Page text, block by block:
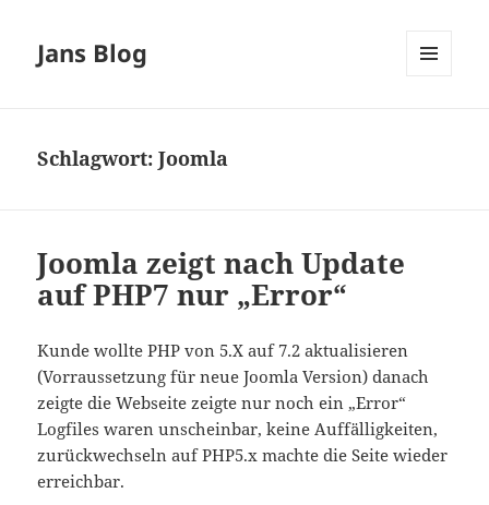
Jans Blog
Schlagwort:Joomla
Joomla zeigt nach Update
auf PHP7 nur „Error“
Kunde wollte PHP von 5.X auf 7.2 aktualisieren
(Vorraussetzung für neue Joomla Version) danach
zeigte die Webseite zeigte nur noch ein „Error“
Logfiles waren unscheinbar, keine Auffälligkeiten,
zurückwechseln auf PHP5.x machte die Seite wieder
erreichbar.